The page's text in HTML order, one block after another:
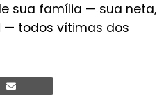
sua família — sua neta,
— todos vítimas dos